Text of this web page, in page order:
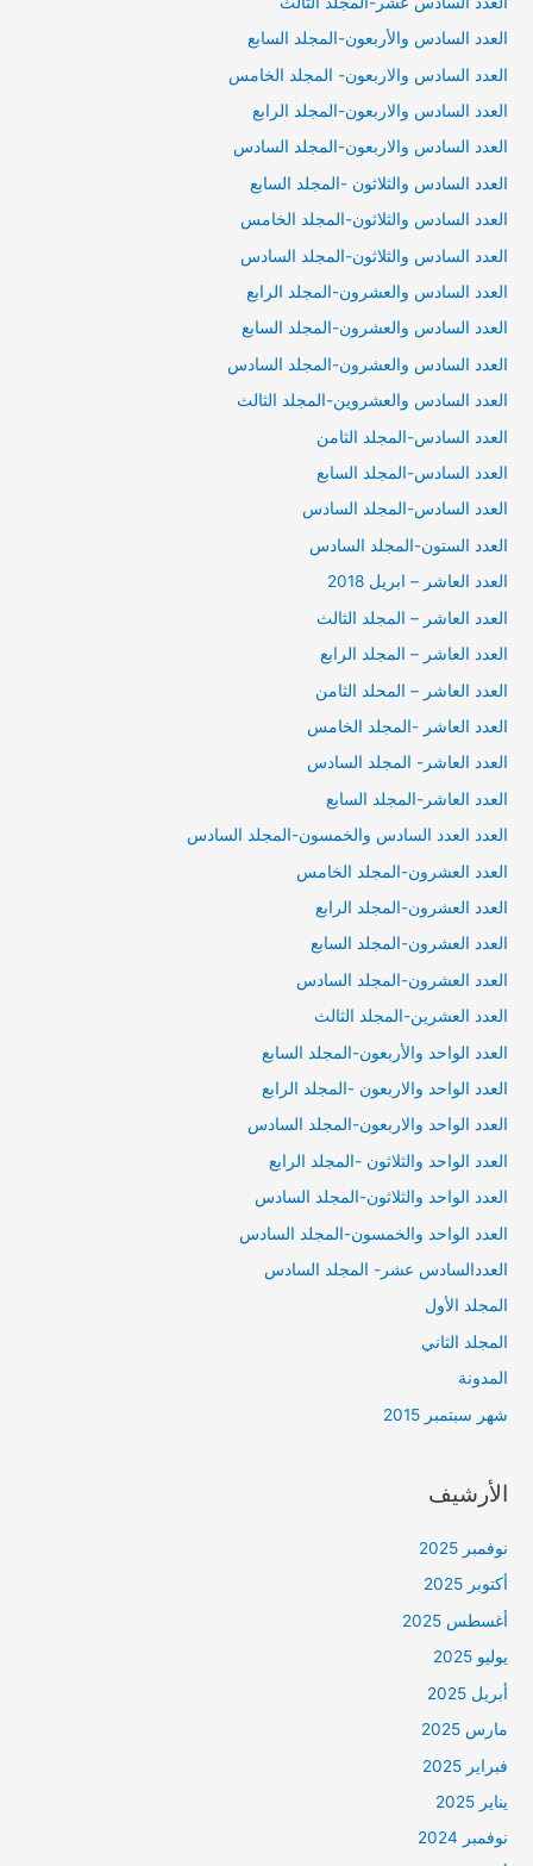
العدد السادس والأربعون-المجلد السابع
العدد السادس والاربعون- المجلد الخامس
العدد السادس والاربعون-المجلد الرابع
العدد السادس والاربعون-المجلد السادس
العدد السادس والثلاثون -المجلد السابع
العدد السادس والثلاثون-المجلد الخامس
العدد السادس والثلاثون-المجلد السادس
العدد السادس والعشرون-المجلد الرابع
العدد السادس والعشرون-المجلد السابع
العدد السادس والعشرون-المجلد السادس
العدد السادس والعشروين-المجلد الثالث
العدد السادس-المجلد الثامن
العدد السادس-المجلد السابع
العدد السادس-المجلد السادس
العدد الستون-المجلد السادس
العدد العاشر – ابريل 2018
العدد العاشر – المجلد الثالث
العدد العاشر – المجلد الرابع
العدد العاشر – المحلد الثامن
العدد العاشر -المجلد الخامس
العدد العاشر- المجلد السادس
العدد العاشر-المجلد السابع
العدد العدد السادس والخمسون-المجلد السادس
العدد العشرون-المجلد الخامس
العدد العشرون-المجلد الرابع
العدد العشرون-المجلد السابع
العدد العشرون-المجلد السادس
العدد العشرين-المجلد الثالث
العدد الواحد والأربعون-المجلد السابع
العدد الواحد والاربعون -المجلد الرابع
العدد الواحد والاربعون-المجلد السادس
العدد الواحد والثلاثون -المجلد الرابع
العدد الواحد والثلاثون-المجلد السادس
العدد الواحد والخمسون-المجلد السادس
العددالسادس عشر- المجلد السادس
المجلد الأول
المجلد الثاني
المدونة
شهر سبتمبر 2015
الأرشيف
نوفمبر 2025
أكتوبر 2025
أغسطس 2025
يوليو 2025
أبريل 2025
مارس 2025
فبراير 2025
يناير 2025
نوفمبر 2024